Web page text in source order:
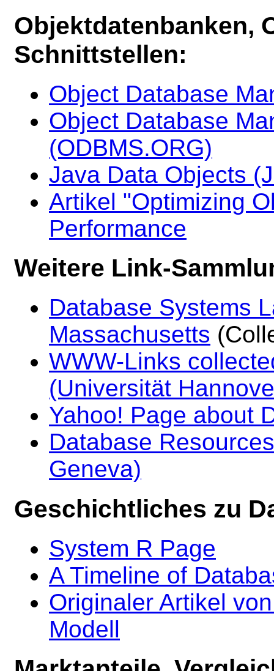
Objektdatenbanken,
Schnittstellen:
Object Database
Object Database
(ODBMS.ORG)
Java Data Objects
Artikel "Optimizing
Performance
Weitere Link-
Database Systems
Massachusetts
WWW-Links
(Universität
Yahoo! Page about
Database
Geneva)
Geschichtliches zu
System R Page
A Timeline of
Originaler Artikel
Modell